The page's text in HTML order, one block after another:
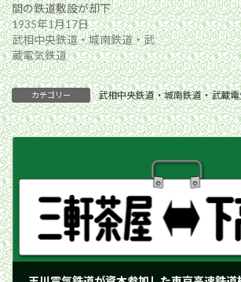
間の鉄道敷設が却下
1935年1月17日
武相中央鉄道・城南鉄道・武
蔵電気鉄道
カテゴリー 武相中央鉄道・城南鉄道・武蔵